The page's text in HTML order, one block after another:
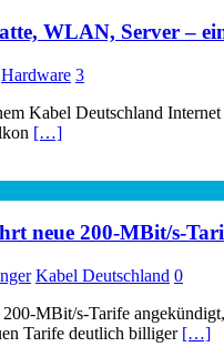
WLAN, Server –
Hardware 3
Kabel Deutschland
[…]
neue 200-MBit/s-
Kabel Deutschland 0
MBit/s-Tarife
Tarife deutlich billiger […]